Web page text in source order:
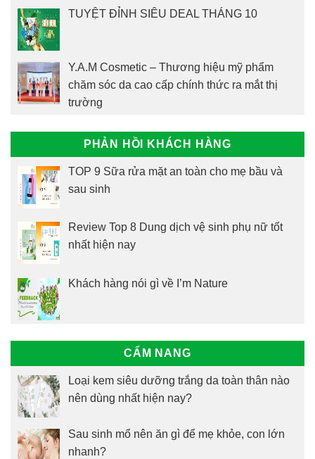
TUYỆT ĐỈNH SIÊU DEAL THÁNG 10
Y.A.M Cosmetic – Thương hiệu mỹ phẩm
chăm sóc da cao cấp chính thức ra mắt thị
trường
PHẢN HỒI KHÁCH HÀNG
TOP 9 Sữa rửa mặt an toàn cho mẹ bầu và
sau sinh
Review Top 8 Dung dịch vệ sinh phụ nữ tốt
nhất hiện nay
Khách hàng nói gì về I’m Nature
CẨM NANG
Loại kem siêu dưỡng trắng da toàn thân nào
nên dùng nhất hiện nay?
Sau sinh mổ nên ăn gì để mẹ khỏe, con lớn
nhanh?